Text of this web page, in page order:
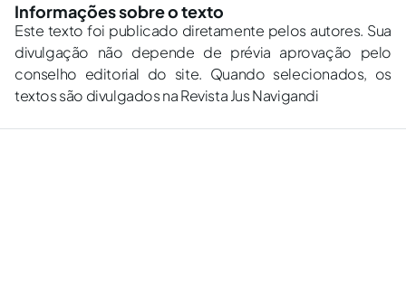
Informações sobre o texto
Este texto foi publicado diretamente pelos autores. Sua
divulgação não depende de prévia aprovação pelo
conselho editorial do site. Quando selecionados, os
textos são divulgados na Revista Jus Navigandi